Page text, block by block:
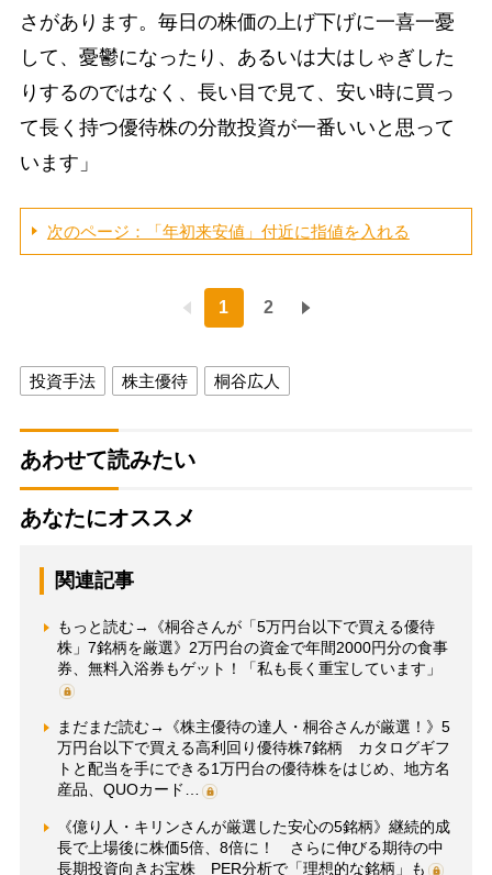
さがあります。毎日の株価の上げ下げに一喜一憂
して、憂鬱になったり、あるいは大はしゃぎした
りするのではなく、長い目で見て、安い時に買っ
て長く持つ優待株の分散投資が一番いいと思って
います」
次のページ：「年初来安値」付近に指値を入れる
1 2
投資手法 株主優待 桐谷広人
あわせて読みたい
あなたにオススメ
関連記事
もっと読む→《桐谷さんが「5万円台以下で買える優待
株」7銘柄を厳選》2万円台の資金で年間2000円分の食事
券、無料入浴券もゲット！「私も長く重宝しています」
まだまだ読む→《株主優待の達人・桐谷さんが厳選！》5
万円台以下で買える高利回り優待株7銘柄 カタログギフ
トと配当を手にできる1万円台の優待株をはじめ、地方名
産品、QUOカード…
《億り人・キリンさんが厳選した安心の5銘柄》継続的成
長で上場後に株価5倍、8倍に！ さらに伸びる期待の中
長期投資向きお宝株 PER分析で「理想的な銘柄」も